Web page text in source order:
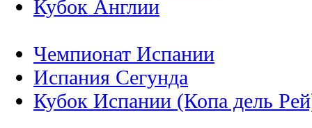
Кубок Англии
Чемпионат Испании
Испания Сегунда
Кубок Испании (Копа дель